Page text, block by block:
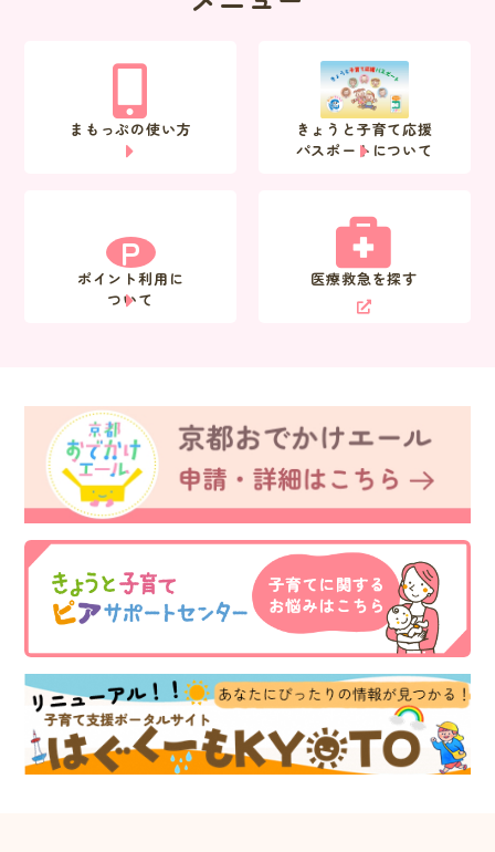
まもっぷの使い方
きょうと子育て応援
パスポートについて
P
ポイント利用に
ついて
医療救急を探す